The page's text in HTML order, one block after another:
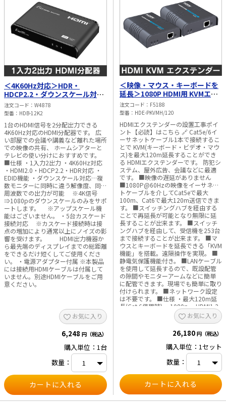
＜4K60Hz対応＞HDR・
HDCP2.2・ダウンスケール対応
HDMI 2分配器
注文コード
W4878
型番
HDB-12K2
1台のHDMI信号を2分配出力できる
4K60Hz対応のHDMI分配器です。 広
い部屋での会議や講義など離れた場所
での映像の共有、 ホームシアターと
テレビの使い分けにおすすめです。
■仕様 ・1入力2出力 ・4K60Hz対応
・HDMI2.0・HDCP2.2・HDR対応 ・
EDID機能 ・ダウンスケール対応…複
数モニターに同時に違う解像度、同じ
周波数での出力が可能 ※4K信号
⇒1080pのダウンスケールのみをサポ
ートします。 ※アップスケール機
能はございません。 ・5台カスケード
接続対応 ※カスケード接続時は接
点の増加により通常以上にノイズの影
響を受けます。 HDMI出力機器か
ら最先端のディスプレイまでの総距離
をできるだけ短くしてご使用くださ
い。 ・電源アダプター付属 ※本製品
には接続用HDMIケーブルは付属して
いません。別途HDMIケーブルをご用
意ください。
お気に入り
6,248 円（税込）
購入単位：1台
数量：
＜映像・マウス・キーボードを
延長＞1080P HDMI用 KVMエク
ステンダー ＜120m＞
注文コード
F5188
型番
HDE-PKVMH/120
HDMIエクステンダーの設置工事ポイ
ント【必読】はこちら 🔗 Cat5e/6イ
ーサネットケーブル1本で接続するこ
とで KVM(キーボード・ビデオ・マウ
ス)を最大120m延長することができ
る HDMIエクステンダーです。 防犯シ
ステム、屋外広告、会議などに最適
です。 ■映像の遅延がありません
■1080P@60Hzの映像をイーサネッ
トケーブルを介してCat5eで最大
100m、Cat6で最大120m送信できま
す。 ■スイッチングハブを経由する
ことで再延長が可能となり無限に延
長することが出来ます。 ■スイッチ
ングハブを経由して、受信機を253台
まで接続することが出来ます。 ■マ
ウスとキーボードを延長できる「KVM
機能」を搭載。遠隔操作を実現。 ■
静電気保護機能付き。 ■LANケーブル
を使用して延長するので、既設配管
の隙間やモニターアームなどに簡単
に配管できます。現場でも簡単に取り
付けられます。 ■ネットワーク設定
は不要です。 ■仕様 ・最大120m延
長(Cat.6使用時) ・1080p ・HDMI1.3
・HDCP1.2対応 ・電源アダプター×2
、USBケーブル、取り扱い説明書、
USBドライバソフトウェア 付属 分
配用受信機(HDE-PKVMH/120RX)の販
ケーブル・イーサネットケーブルは
付属していません。別途HDMIケーブ
ル・イーサネットケーブルをご用意
ください。 ※UTP/STP
Cat5e/Cat6 標準のIEEE-568B結線
に従い、 損失とクロストークの少な
いイーサネットケーブルをお勧めし
お気に入り
26,180 円（税込）
購入単位：1セット
数量：